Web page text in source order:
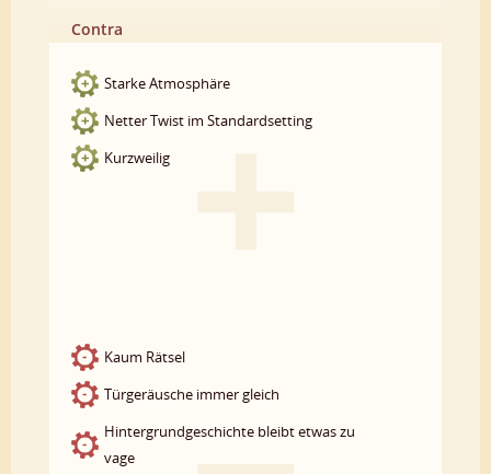
Contra
Starke Atmosphäre
Netter Twist im Standardsetting
Kurzweilig
Kaum Rätsel
Türgeräusche immer gleich
Hintergrundgeschichte bleibt etwas zu
vage